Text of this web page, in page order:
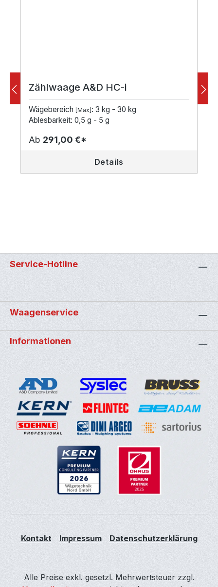
Zählwaage A&D HC-i
Wägebereich [Max] : 3 kg - 30 kg
Ablesbarkeit: 0,5 g - 5 g
Ab 291,00 €*
Details
Service-Hotline
Waagenservice
Informationen
Kontakt Impressum Datenschutzerklärung
Alle Preise exkl. gesetzl. Mehrwertsteuer zzgl.